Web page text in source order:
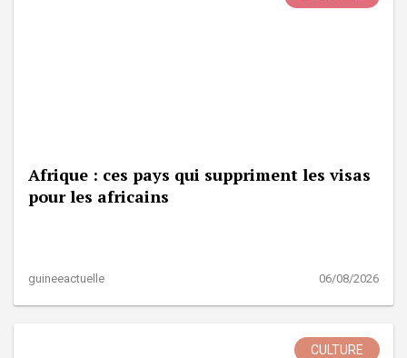
Afrique : ces pays qui suppriment les visas
pour les africains
guineeactuelle 06/08/2026
CULTURE